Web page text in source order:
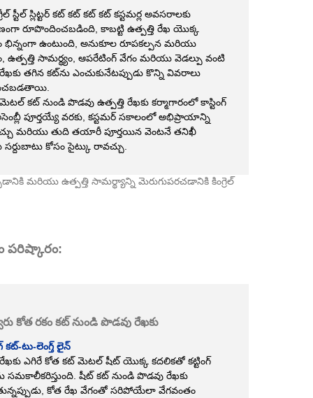
స్టీల్ స్లిట్టర్ కట్ కట్ కట్ కట్ కస్టమర్ల అవసరాలకు
రూపొందించబడింది, కాబట్టి ఉత్పత్తి రేఖ యొక్క
భిన్నంగా ఉంటుంది, అనుకూల రూపకల్పన మరియు
ఉత్పత్తి సామర్థ్యం, ​​ఆపరేటింగ్ వేగం మరియు వెడల్పు వంటి
తగిన కట్‌ను ఎంచుకునేటప్పుడు కొన్ని వివరాలు
కట్ నుండి పొడవు ఉత్పత్తి రేఖకు కర్మాగారంలో కాస్టింగ్
పూర్తయ్యే వరకు, కస్టమర్ సకాలంలో అభిప్రాయాన్ని
మరియు తుది తయారీ పూర్తయిన వెంటనే తనిఖీ
కోసం సైట్కు రావచ్చు.
మరియు ఉత్పత్తి సామర్థ్యాన్ని మెరుగుపరచడానికి కింగ్రెల్
పరిష్కారం:
కోత రకం కట్ నుండి పొడవు రేఖకు
కట్-టు-లెంగ్త్ లైన్
ఎగిరే కోత కట్ మెటల్ షీట్ యొక్క కదలికతో కట్టింగ్
సమకాలీకరిస్తుంది. షీట్ కట్ నుండి పొడవు రేఖకు
కోత రేఖ వేగంతో సరిపోయేలా వేగవంతం